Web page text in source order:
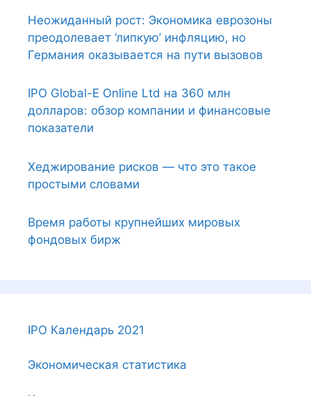
Неожиданный рост: Экономика еврозоны
преодолевает ‘липкую’ инфляцию, но
Германия оказывается на пути вызовов
IPO Global-E Online Ltd на 360 млн
долларов: обзор компании и финансовые
показатели
Хеджирование рисков — что это такое
простыми словами
Время работы крупнейших мировых
фондовых бирж
IPO Календарь 2021
Экономическая статистика